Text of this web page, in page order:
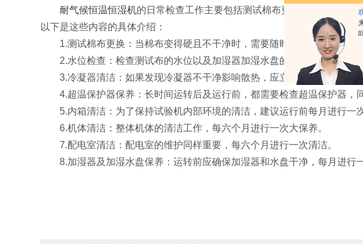
耐气候恒温恒湿机的日常检查工作主要包括测试棉布更换、水位检查
以下是这些内容的具体介绍：
1.测试棉布更换：当棉布变得硬且不干净时，需要随时进行更换，推荐每
2.水位检查：检查测试布的水位以及加湿器加湿水盘的水位，同样建议
3.冷凝器清洁：如果发现冷凝器不干净影响散热，应立即进行清洁，推
4.超温保护器保养：长时间运转后及运行前，都需要检查超温保护器，同
5.内箱清洁：为了保持试验机内部环境的清洁，建议运行前每月进行一次
6.机体清洁：整体机体的清洁工作，每六个月进行一次大保养。
7.配电室清洁：配电室的维护同样重要，每六个月进行一次清洁。
8.加湿器及加湿水盘保养：运转前应确保加湿器和水盘干净，每月进行一